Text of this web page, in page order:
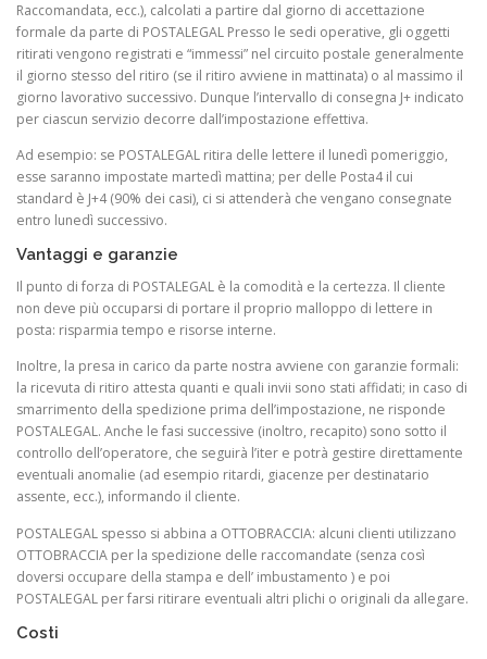
Raccomandata, ecc.), calcolati a partire dal giorno di accettazione
formale da parte di POSTALEGAL Presso le sedi operative, gli oggetti
ritirati vengono registrati e “immessi” nel circuito postale generalmente
il giorno stesso del ritiro (se il ritiro avviene in mattinata) o al massimo il
giorno lavorativo successivo. Dunque l’intervallo di consegna J+ indicato
per ciascun servizio decorre dall’impostazione effettiva.
Ad esempio: se POSTALEGAL ritira delle lettere il lunedì pomeriggio,
esse saranno impostate martedì mattina; per delle Posta4 il cui
standard è J+4 (90% dei casi), ci si attenderà che vengano consegnate
entro lunedì successivo.
Vantaggi e garanzie
Il punto di forza di POSTALEGAL è la comodità e la certezza. Il cliente
non deve più occuparsi di portare il proprio malloppo di lettere in
posta: risparmia tempo e risorse interne.
Inoltre, la presa in carico da parte nostra avviene con garanzie formali:
la ricevuta di ritiro attesta quanti e quali invii sono stati affidati; in caso di
smarrimento della spedizione prima dell’impostazione, ne risponde
POSTALEGAL. Anche le fasi successive (inoltro, recapito) sono sotto il
controllo dell’operatore, che seguirà l’iter e potrà gestire direttamente
eventuali anomalie (ad esempio ritardi, giacenze per destinatario
assente, ecc.), informando il cliente.
POSTALEGAL spesso si abbina a OTTOBRACCIA: alcuni clienti utilizzano
OTTOBRACCIA per la spedizione delle raccomandate (senza così
doversi occupare della stampa e dell’ imbustamento ) e poi
POSTALEGAL per farsi ritirare eventuali altri plichi o originali da allegare.
Costi